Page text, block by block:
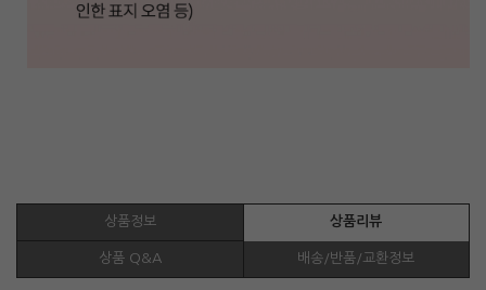
상품정보 상품리뷰
상품 Q&A 배송/반품/교환정보